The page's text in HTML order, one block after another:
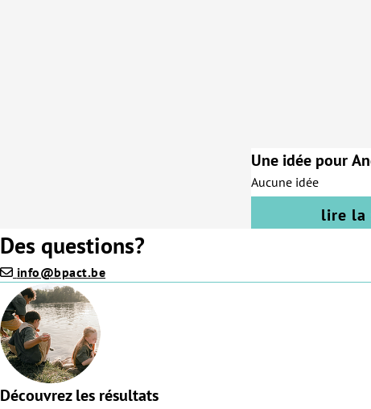
Une idée pour
Aucune idée
lire la
Des questions?
info@bpact.be
Découvrez les résultats